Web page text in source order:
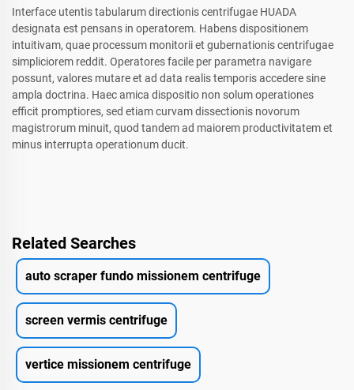
Interface utentis tabularum directionis centrifugae HUADA
designata est pensans in operatorem. Habens dispositionem
intuitivam, quae processum monitorii et gubernationis centrifugae
simpliciorem reddit. Operatores facile per parametra navigare
possunt, valores mutare et ad data realis temporis accedere sine
ampla doctrina. Haec amica dispositio non solum operationes
efficit promptiores, sed etiam curvam dissectionis novorum
magistrorum minuit, quod tandem ad maiorem productivitatem et
minus interrupta operationum ducit.
Related Searches
auto scraper fundo missionem centrifuge
screen vermis centrifuge
vertice missionem centrifuge